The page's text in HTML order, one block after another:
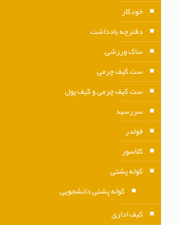
خودکار
دفترچه یادداشت
ساک ورزشی
ست کیف چرمی
ست کیف چرمی و کیف پول
سررسید
فولدر
کلاسور
کوله پشتی
کوله پشتی دانشجویی
کیف اداری